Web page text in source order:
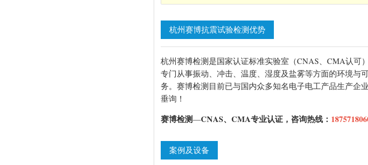
杭州赛博抗震试验检测优势
杭州赛博检测是国家认证标准实验室（CNAS、CMA认可
专门从事振动、冲击、温度、湿度及盐雾等方面的环境与
务。赛博检测目前已与国内众多知名电子电工产品生产企
垂询！
赛博检测—CNAS、CMA专业认证，咨询热线：
案例及设备